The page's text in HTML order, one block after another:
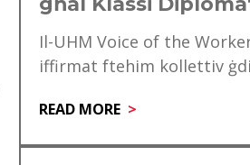
Il-UHM Voice of the
iffirmat ftehim kollettiv
mitt ħaddiem. Dan…
READ MORE